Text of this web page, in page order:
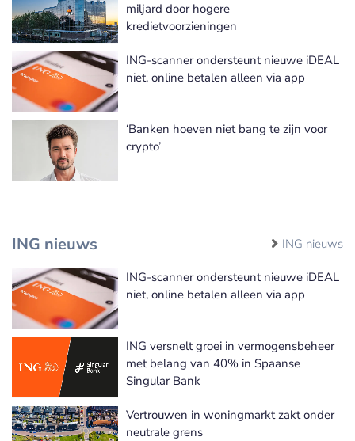
miljard door hogere
kredietvoorzieningen
ING-scanner ondersteunt nieuwe iDEAL
niet, online betalen alleen via app
‘Banken hoeven niet bang te zijn voor
crypto’
ING nieuws ING nieuws
ING-scanner ondersteunt nieuwe iDEAL
niet, online betalen alleen via app
ING versnelt groei in vermogensbeheer
met belang van 40% in Spaanse
Singular Bank
Vertrouwen in woningmarkt zakt onder
neutrale grens